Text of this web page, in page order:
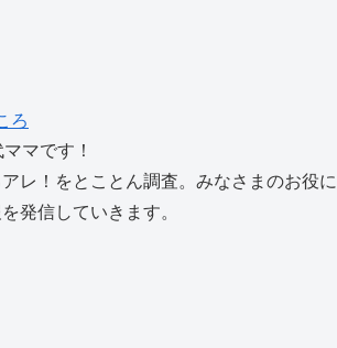
ろ
マです！
レ！をとことん調査。みなさまのお役に
発信していきます。